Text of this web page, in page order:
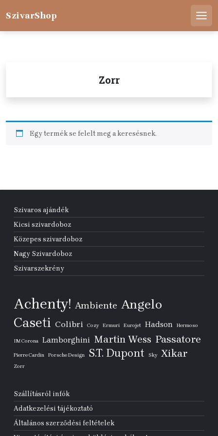
SzivarShop
Zorr
Egy termék se felelt meg a keresésnek.
Szivaros ajándék
Kicsi szivardoboz
Közepes szivardoboz
Nagy Szivardoboz
Szivarszekrény
Achenty! Ambiente Angelo
Caseti Colibri Cozy Ermuri Eurojet Hadson Hermoso
IM Corona Lamborghini Martin Wess Passatore
Pierre Cardin Porsche Design S.T. Dupont Sky Xikar
Zorr
Szállításról infók
Adatkezelési tájékoztató
Általános szerződési feltételek